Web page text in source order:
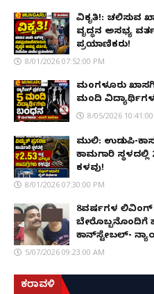
ವಿಕೃತಿ!: ಚಲಿಸುವ
ವೃದ್ಧನ ಅಸಭ್ಯ
ಪ್ರಯಾಣಿಕರು!
8/01/2026 07:52:00 PM
ಮಂಗಳೂರು ಖಾಸಗಿ
ಮಂದಿ
8/05/2026
ಮುಲ್ಕಿ: ಉಡುಪಿ-
ಕಾಮಗಾರಿ ಸ್ಥಳದಲ್ಲಿ
ಕಳವು!
8/01/2026 07:30:00 PM
8ವರ್ಷಗಳ
ಕಾನ್‌ಸ್ಟೇಬಲ್-
5/07/2026 09:23:00 AM
ಕರಾವಳಿ